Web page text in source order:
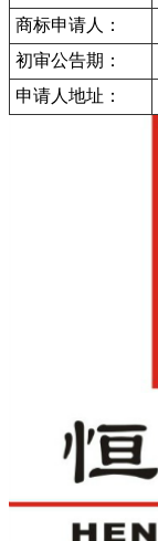
商标申请人：
初审公告期：
申请人地址：